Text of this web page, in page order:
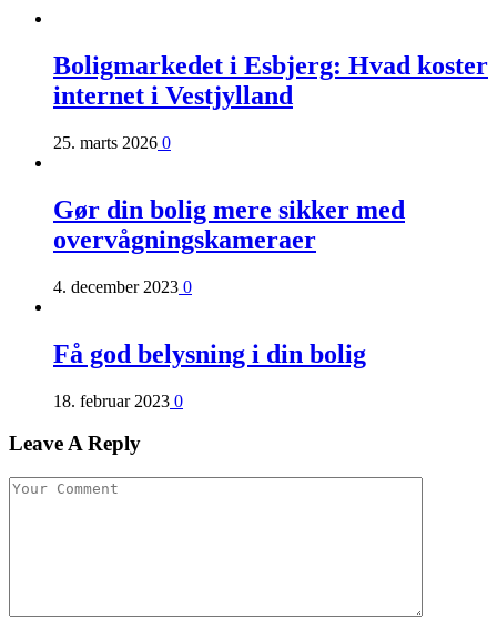
Boligmarkedet i Esbjerg: Hvad koster
internet i Vestjylland
25. marts 2026 0
Gør din bolig mere sikker med
overvågningskameraer
4. december 2023 0
Få god belysning i din bolig
18. februar 2023 0
Leave A Reply